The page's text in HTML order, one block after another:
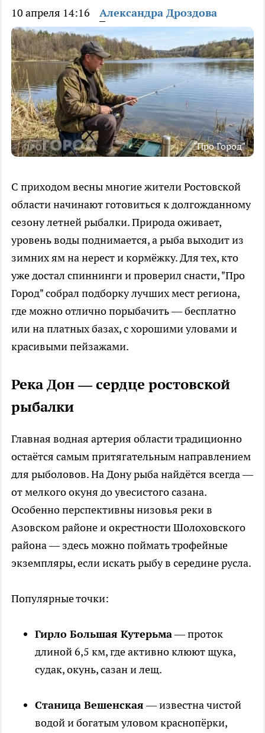
10 апреля 14:16 Александра Дроздова
"Про Город"
С приходом весны многие жители Ростовской
области начинают готовиться к долгожданному
сезону летней рыбалки. Природа оживает,
уровень воды поднимается, а рыба выходит из
зимних ям на нерест и кормёжку. Для тех, кто
уже достал спиннинги и проверил снасти, "Про
Город" собрал подборку лучших мест региона,
где можно отлично порыбачить — бесплатно
или на платных базах, с хорошими уловами и
красивыми пейзажами.
Река Дон — сердце ростовской
рыбалки
Главная водная артерия области традиционно
остаётся самым притягательным направлением
для рыболовов. На Дону рыба найдётся всегда —
от мелкого окуня до увесистого сазана.
Особенно перспективны низовья реки в
Азовском районе и окрестности Шолоховского
района — здесь можно поймать трофейные
экземпляры, если искать рыбу в середине русла.
Популярные точки:
Гирло Большая Кутерьма— проток
длиной 6,5 км, где активно клюют щука,
судак, окунь, сазан и лещ.
Станица Вешенская— известна чистой
водой и богатым уловом краснопёрки,